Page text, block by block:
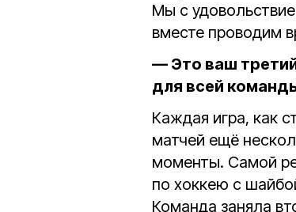
Мы с
вместе проводим
— Это ваш
для всей
Каждая игра, как
матчей ещё
моменты. Самой
по хоккею с
Команда заняла